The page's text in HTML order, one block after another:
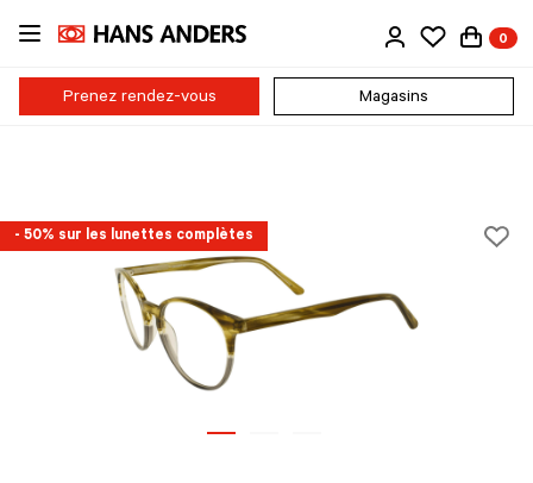
Passer
contenu
principal
0
Prenez rendez-vous Magasins
- 50% sur les lunettes complètes